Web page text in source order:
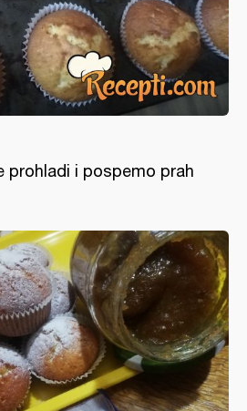
prohladi i pospemo prah